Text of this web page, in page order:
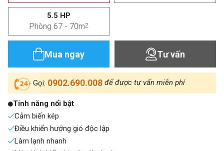
5.5 HP
Phòng 67 - 70m2
Mua ngay Tư vấn
Gọi: 0902.690.008 để được tư vấn miễn phí
Tính năng nổi bật
Cảm biến kép
Điều khiển hướng gió độc lập
Làm lạnh nhanh